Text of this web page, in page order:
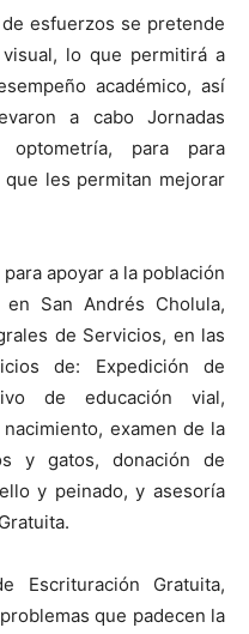
esfuerzos se pretende
lo que permitirá a
académico, así
a cabo Jornadas
para para
les permitan mejorar
apoyar a la población
San Andrés Cholula,
de Servicios, en las
de: Expedición de
de educación vial,
examen de la
y gatos, donación de
y peinado, y asesoría
Escrituración Gratuita,
que padecen la